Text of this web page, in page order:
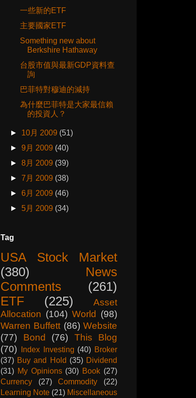
一些新的ETF
主要國家ETF
Something new about
Berkshire Hathaway
台股市值與最新GDP資料查
詢
巴菲特對穆迪的減持
為什麼巴菲特是大家最信賴
的投資人？
► 10月 2009 (51)
►9月 2009 (40)
►8月 2009 (39)
►7月 2009 (38)
►6月 2009 (46)
► 5月 2009 (34)
Tag
USA Stock Market
(380)
News
Comments
(261)
ETF
(225)
Asset
Allocation (104) World (98)
Warren Buffett (86) Website
(77)
Bond (76)
This Blog
(70)
Index Investing (40) Broker
(37) Buy and Hold (35) Dividend
(31) My Opinions (30) Book (27)
Currency
(27) Commodity
(22)
Learning Note (21) Miscellaneous